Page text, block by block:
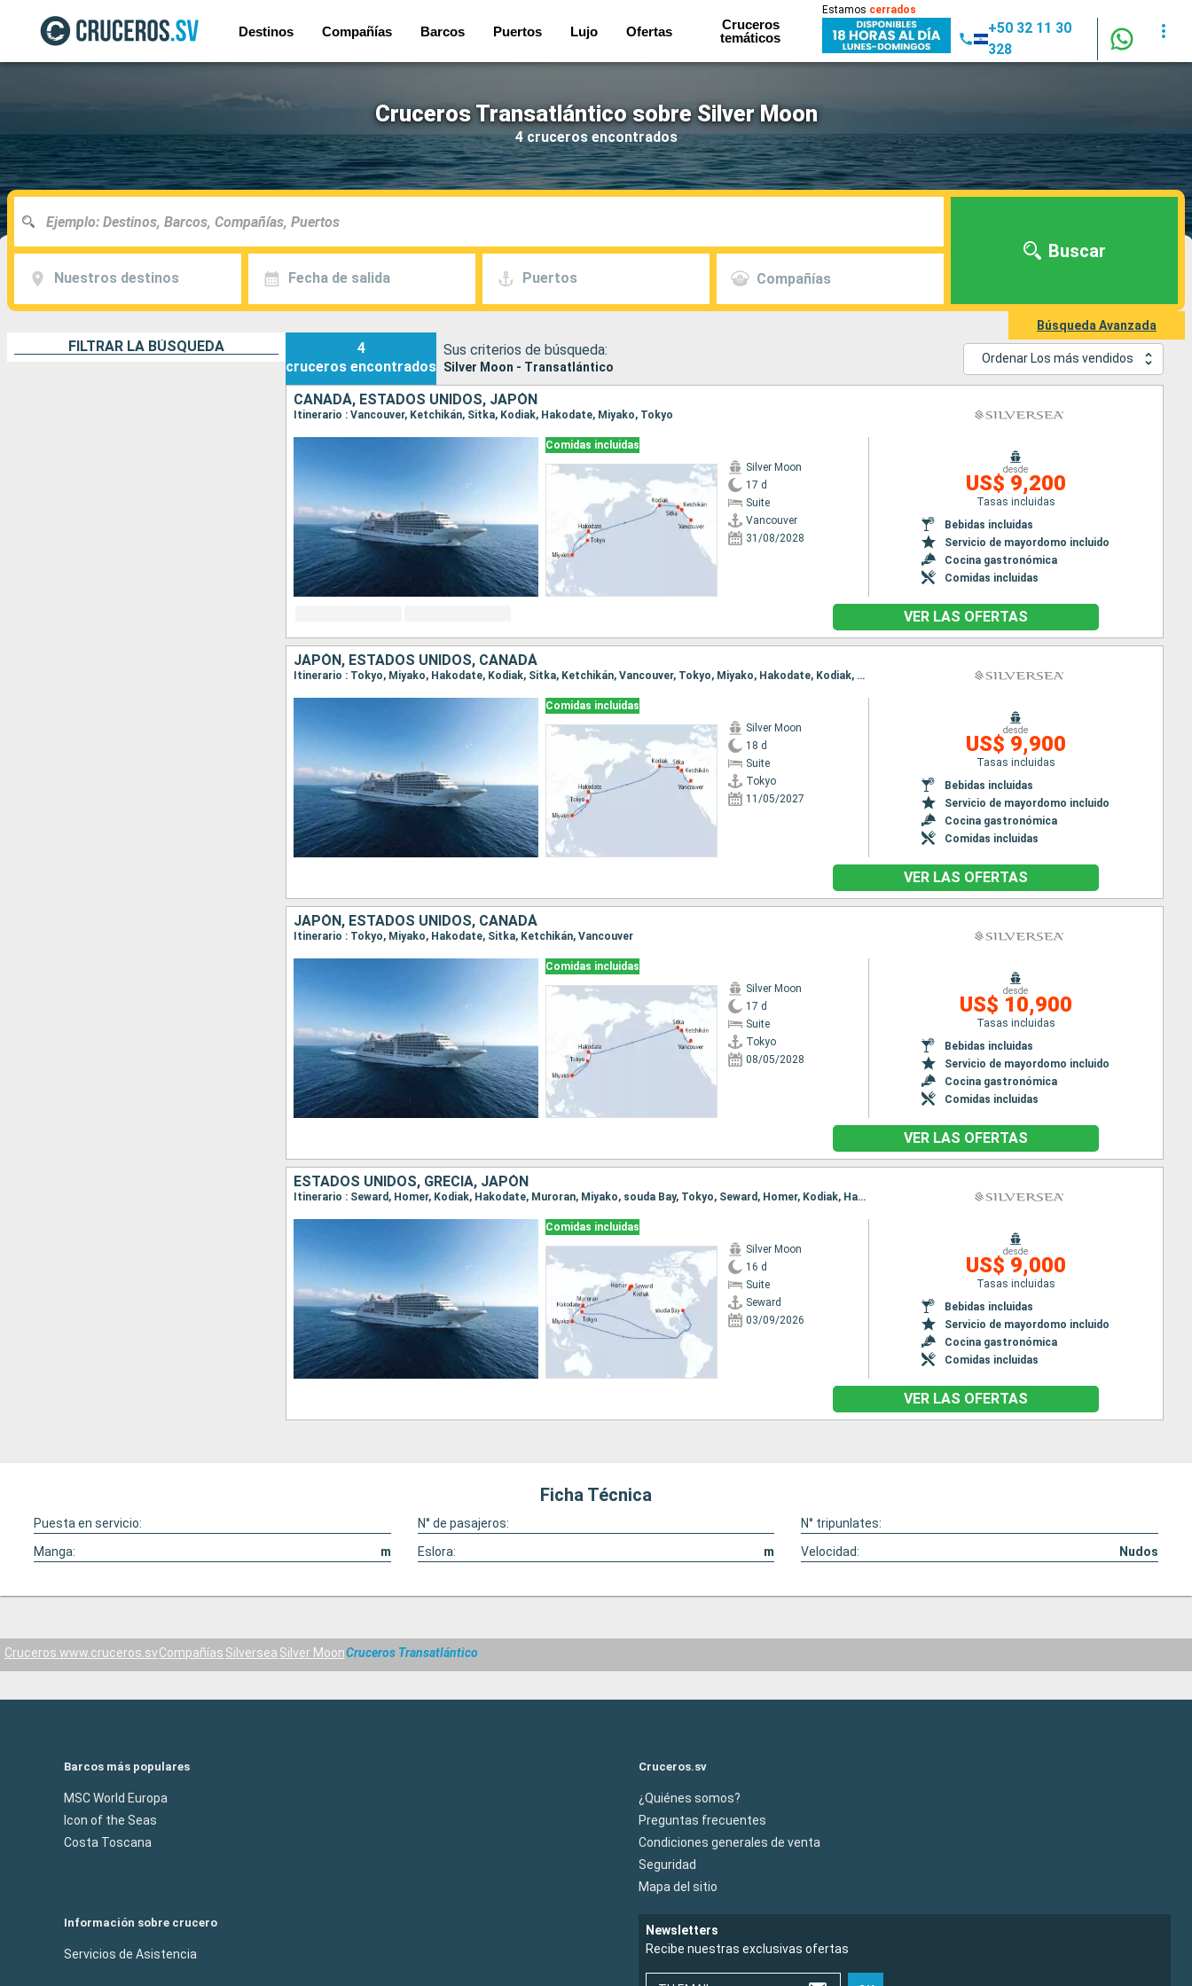
Destinos Compañías Barcos Puertos Lujo Ofertas
Cruceros
temáticos
Estamos cerrados
+50 32 11 30
328
Cruceros Transatlántico sobre Silver Moon
4 cruceros encontrados
Nuestros destinos Fecha de salida Puertos Compañías
Buscar
Búsqueda Avanzada
FILTRAR LA BÚSQUEDA
4
cruceros encontrados
Sus criterios de búsqueda:
Silver Moon - Transatlántico
Ordenar Los más vendidos
CANADÁ, ESTADOS UNIDOS, JAPÓN
Itinerario : Vancouver, Ketchikán, Sitka, Kodiak, Hakodate, Miyako, Tokyo
Comidas incluidas
Silver Moon
17 d
Suite
Vancouver
31/08/2028
desde
US$ 9,200
Tasas incluidas
Bebidas incluidas
Servicio de mayordomo incluido
Cocina gastronómica
Comidas incluidas
VER LAS OFERTAS
JAPÓN, ESTADOS UNIDOS, CANADÁ
Itinerario : Tokyo, Miyako, Hakodate, Kodiak, Sitka, Ketchikán, Vancouver, Tokyo, Miyako, Hakodate, Kodiak, Sitka, Ketchikán, Vancouver
Comidas incluidas
Silver Moon
18 d
Suite
Tokyo
11/05/2027
desde
US$ 9,900
Tasas incluidas
Bebidas incluidas
Servicio de mayordomo incluido
Cocina gastronómica
Comidas incluidas
VER LAS OFERTAS
JAPÓN, ESTADOS UNIDOS, CANADÁ
Itinerario : Tokyo, Miyako, Hakodate, Sitka, Ketchikán, Vancouver
Comidas incluidas
Silver Moon
17 d
Suite
Tokyo
08/05/2028
desde
US$ 10,900
Tasas incluidas
Bebidas incluidas
Servicio de mayordomo incluido
Cocina gastronómica
Comidas incluidas
VER LAS OFERTAS
ESTADOS UNIDOS, GRECIA, JAPÓN
Itinerario : Seward, Homer, Kodiak, Hakodate, Muroran, Miyako, souda Bay, Tokyo, Seward, Homer, Kodiak, Hakodate, Muroran, Miyako, souda Bay, Tokyo
Comidas incluidas
Silver Moon
16 d
Suite
Seward
03/09/2026
desde
US$ 9,000
Tasas incluidas
Bebidas incluidas
Servicio de mayordomo incluido
Cocina gastronómica
Comidas incluidas
VER LAS OFERTAS
Ficha Técnica
Puesta en servicio: N° de pasajeros:
N° tripunlates:
Manga:
m Eslora: m Velocidad: Nudos
Cruceros www.cruceros.svCompañías Silversea Silver MoonCruceros Transatlántico
Barcos más populares
MSC World Europa
Icon of the Seas
Costa Toscana
Cruceros.sv
¿Quiénes somos?
Preguntas frecuentes
Condiciones generales de venta
Seguridad
Mapa del sitio
Información sobre crucero
Servicios de Asistencia
Newsletters
Recibe nuestras exclusivas ofertas